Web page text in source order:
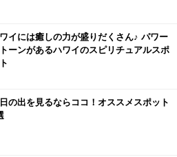
イには癒しの力が盛りだくさん♪ パワー
ーンがあるハワイのスピリチュアルスポ
の出を見るならココ！オススメスポット